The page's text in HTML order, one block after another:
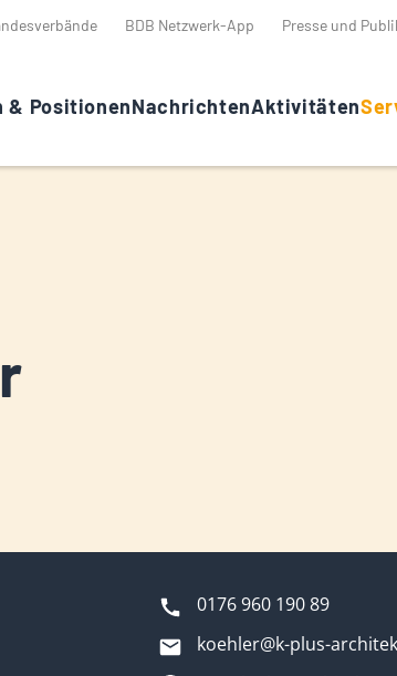
BDB Netzwerk-App Presse und
& PositionenNachrichtenAktivitäten
0176 960 190 89
koehler@k-plus-